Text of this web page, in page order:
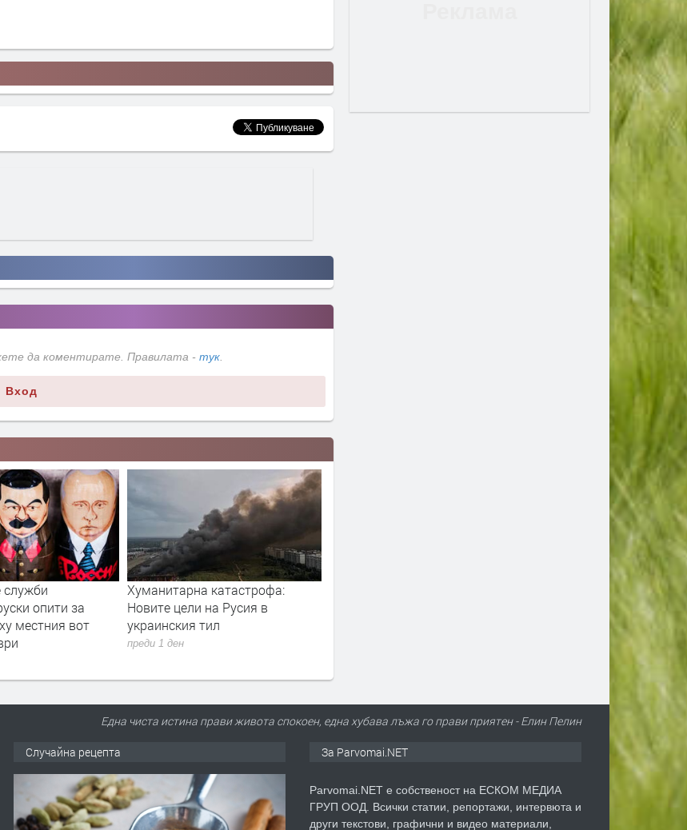
да коментирате. Правилата - тук
Вход
за
вот
Хуманитарна катастрофа:
Новите цели на Русия в
украинския тил
преди 1 ден
Сеута след трагедията: Кой е
виновен – Испания, Мароко
Една чиста истина прави живота спокоен, една хубава лъжа го прави приятен - Елин Пелин
Случайна рецепта За Parvomai.NET
Parvomai.NET е собственост на ЕСКОМ МЕДИА
ГРУП ООД. Всички статии, репортажи, интервюта и
други текстови, графични и видео материали,